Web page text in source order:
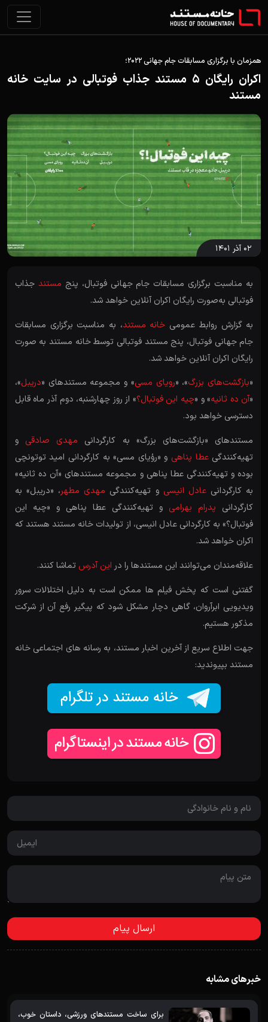
همزمان با برگزاری مسابقات جام جهانی 2022؛
اکران رایگان 5 مستند جذاب فوتبالی در سایت خانه
مستند
۰۲ آذر ۱۴۰۱
به مناسبت برگزاری مسابقات جام جهانی فوتبال، پنج مستند جذاب
فوتبالی به‌صورت رایگان اکران آنلاین خواهد شد.
به گزارش روابط عمومی خانه مستند، به مناسبت برگزاری مسابقات
جام جهانی فوتبال، پنج مستند فوتبالی توسط خانه مستند به صورت
رایگان اکران آنلاین خواهد شد.
«بازگشت‌های بزرگ»، «رویای مسی» و مجموعه مستندهای «دریبل»،
«آن ده ثانیه» و «چیه این فوتبال؟» از روز چهارشنبه، دوم آذر ماه قابل
دسترسی خواهد بود.
مستندهای «بازگشت‌های بزرگ» به کارگردانی مهدی صادقی و
تهیه‌کنندگیعطا پناهی و «رؤیای مسی» به کارگردانی امید توتونچی
بوده و تهیه‌کنندگی عطا پناهی و مجموعه مستندهای «آن ده ثانیه»
به کارگردانیعادل انیسی و تهیه‌کنندگی مهدی مطهر، «دریبل» به
کارگردانی پدرام بهرامی و تهیه‌کنندگی عطا پناهی و «چیه این
فوتبال؟» به کارگردانی عادل انیسی، از تولیدات خانه مستند هستند که
اکران خواهد شد.
علاقه‌مندان می‌توانند این مستندها را در این آدرس تماشا کنند.
گفتنی است که پخش فیلم ها ممکن است به دلیل اختلالات سرور
ویدیویی ابرآروان، گاهی دچار مشکل شود که پیگیر رفع آن از شرکت
مذکور هستیم.
جهت اطلاع سریع از آخرین اخبار مستند، به رسانه های اجتماعی خانه
مستند بپیوندید:
خبرهای مشابه
برای ساخت مستندهای ورزشی، داستان خوب،